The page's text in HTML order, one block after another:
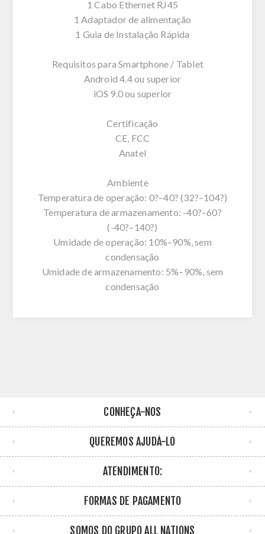
1 Cabo Ethernet RJ45
1 Adaptador de alimentação
1 Guia de Instalação Rápida
Requisitos para Smartphone / Tablet
Android 4.4 ou superior
iOS 9.0 ou superior
Certificação
CE, FCC
Anatel
Ambiente
Temperatura de operação: 0?–40? (32?–104?)
Temperatura de armazenamento: -40?–60?
(-40?–140?)
Umidade de operação: 10%–90%, sem
condensação
Umidade de armazenamento: 5%–90%, sem
condensação
CONHEÇA-NOS
QUEREMOS AJUDÁ-LO
ATENDIMENTO:
FORMAS DE PAGAMENTO
SOMOS DO GRUPO ALL NATIONS